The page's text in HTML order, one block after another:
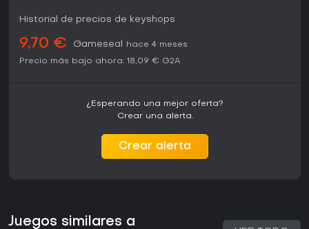
Historial de precios de keyshops
9,70 € Gameseal
hace 4 meses
Precio más bajo ahora: 18,09 € G2A
¿Esperando una mejor oferta?
Crear una alerta.
Crear alerta
Juegos similares a